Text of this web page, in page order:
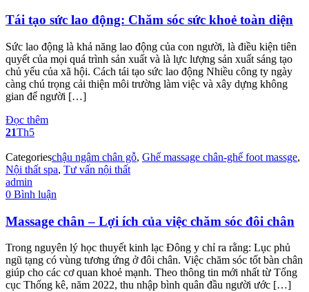
Tái tạo sức lao động: Chăm sóc sức khoẻ toàn diện
Sức lao động là khả năng lao động của con người, là điều kiện tiên
quyết của mọi quá trình sản xuất và là lực lượng sản xuất sáng tạo
chủ yếu của xã hội. Cách tái tạo sức lao động Nhiều công ty ngày
càng chú trọng cải thiện môi trường làm việc và xây dựng không
gian để người […]
Đọc thêm
21Th5
Categorieschậu ngâm chân gỗ, Ghế massage chân-ghế foot massge,
Nội thất spa, Tư vấn nội thất
admin
0 Bình luận
Massage chân – Lợi ích của việc chăm sóc đôi chân
Trong nguyên lý học thuyết kinh lạc Đông y chỉ ra rằng: Lục phủ
ngũ tạng có vùng tương ứng ở đôi chân. Việc chăm sóc tốt bàn chân
giúp cho các cơ quan khoẻ mạnh. Theo thông tin mới nhất từ Tổng
cục Thống kê, năm 2022, thu nhập bình quân đầu người ước […]